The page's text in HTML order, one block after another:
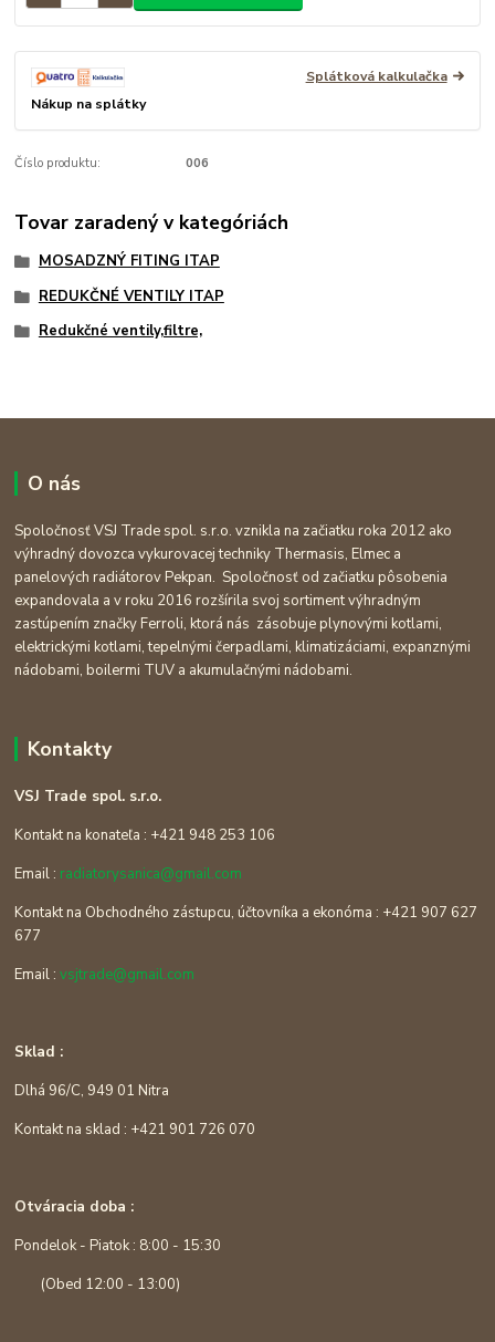
Splátková kalkulačka
Nákup na splátky
Číslo produktu: 006
Tovar zaradený v kategóriách
MOSADZNÝ FITING ITAP
REDUKČNÉ VENTILY ITAP
Redukčné ventily,filtre,
O nás
Spoločnosť VSJ Trade spol. s.r.o. vznikla na začiatku roka 2012 ako
výhradný dovozca vykurovacej techniky Thermasis, Elmec a
panelových radiátorov Pekpan. Spoločnosť od začiatku pôsobenia
expandovala a v roku 2016 rozšírila svoj sortiment výhradným
zastúpením značky Ferroli, ktorá nás zásobuje plynovými kotlami,
elektrickými kotlami, tepelnými čerpadlami, klimatizáciami, expanznými
nádobami, boilermi TUV a akumulačnými nádobami.
Kontakty
VSJ Trade spol. s.r.o.
Kontakt na konateľa : +421 948 253 106
Email : radiatorysanica@gmail.com
Kontakt na Obchodného zástupcu, účtovníka a ekonóma : +421 907 627
677
Email :vsjtrade@gmail.com
Sklad :
Dlhá 96/C, 949 01 Nitra
Kontakt na sklad : +421 901 726 070
Otváracia doba :
Pondelok - Piatok : 8:00 - 15:30
(Obed 12:00 - 13:00)